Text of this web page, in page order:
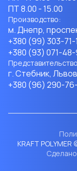
Мы в соцсетях
Мессенджеры
ПТ 8.00 - 15.00
Производство:
м. Днепр,
+380 (99) 303-71-
+380 (93) 071-
г. Стебник,
+380 (96) 290-
KRAFT